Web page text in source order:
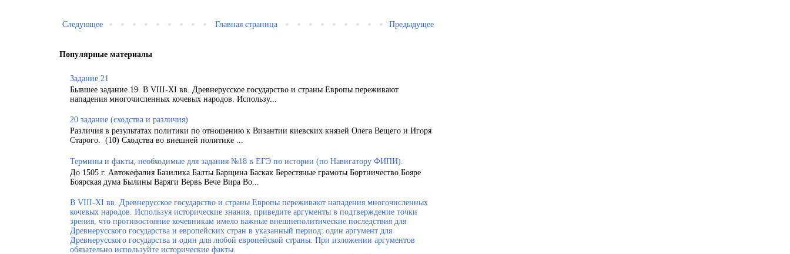
Следующее Предыдущее
Главная страница
Популярные материалы
Задание 21
Бывшее задание 19. В VIII-XI вв. Древнерусское государство и страны Европы переживают
нападения многочисленных кочевых народов. Использу...
20 задание (сходства и различия)
Различия в результатах политики по отношению к Византии киевских князей Олега Вещего и Игоря
Старого. (10) Сходства во внешней политике ...
Термины и факты, необходимые для задания №18 в ЕГЭ по истории (по Навигатору ФИПИ).
До 1505 г. Автокефалия Базилика Балты Барщина Баскак Берестяные грамоты Бортничество Бояре
Боярская дума Былины Варяги Вервь Вече Вира Во...
В VIII-XI вв. Древнерусское государство и страны Европы переживают нападения многочисленных
кочевых народов. Используя исторические знания, приведите аргументы в подтверждение точки
зрения, что противостояние кочевникам имело важные внешнеполитические последствия для
Древнерусского государства и европейских стран в указанный период: один аргумент для
Древнерусского государства и один для любой европейской страны. При изложении аргументов
обязательно используйте исторические факты.